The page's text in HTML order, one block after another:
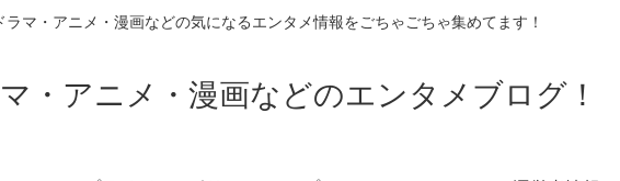
ラマ・アニメ・漫画などの気になるエンタメ情報をごちゃごちゃ集めてます！
マ・アニメ・漫画などのエンタメブログ！